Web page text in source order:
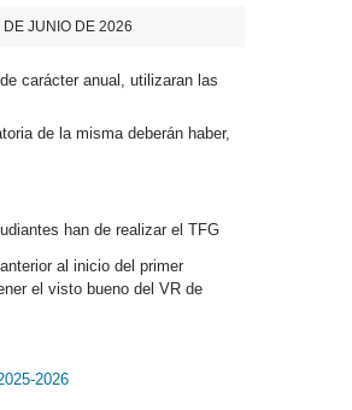
JUNIO DE 2026
carácter anual, utilizaran las
de la misma deberán haber,
han de realizar el TFG
al inicio del primer
el visto bueno del VR de
2026